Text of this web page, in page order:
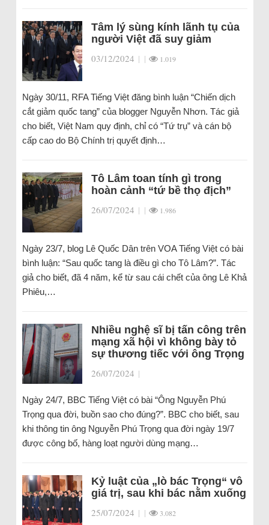
Tâm lý sùng kính lãnh tụ của
người Việt đã suy giảm
03/12/2024 | | 1.019
Ngày 30/11, RFA Tiếng Việt đăng bình luận “Chiến dịch
cắt giảm quốc tang” của blogger Nguyễn Nhơn. Tác giả
cho biết, Việt Nam quy định, chỉ có “Tứ trụ” và cán bộ
cấp cao do Bộ Chính trị quyết định…
Tô Lâm toan tính gì trong
hoàn cảnh “tứ bề thọ địch”
26/07/2024 | | 1.986
Ngày 23/7, blog Lê Quốc Dân trên VOA Tiếng Việt có bài
bình luận: “Sau quốc tang là điều gì cho Tô Lâm?”. Tác
giả cho biết, đã 4 năm, kể từ sau cái chết của ông Lê Khả
Phiêu,…
Nhiều nghệ sĩ bị tấn công trên
mạng xã hội vì không bày tỏ
sự thương tiếc với ông Trọng
26/07/2024 |
Ngày 24/7, BBC Tiếng Việt có bài “Ông Nguyễn Phú
Trọng qua đời, buồn sao cho đúng?”. BBC cho biết, sau
khi thông tin ông Nguyễn Phú Trọng qua đời ngày 19/7
được công bố, hàng loạt người dùng mạng…
Kỷ luật của „lò bác Trọng“ vô
giá trị, sau khi bác nằm xuống
25/07/2024 | | 3.082